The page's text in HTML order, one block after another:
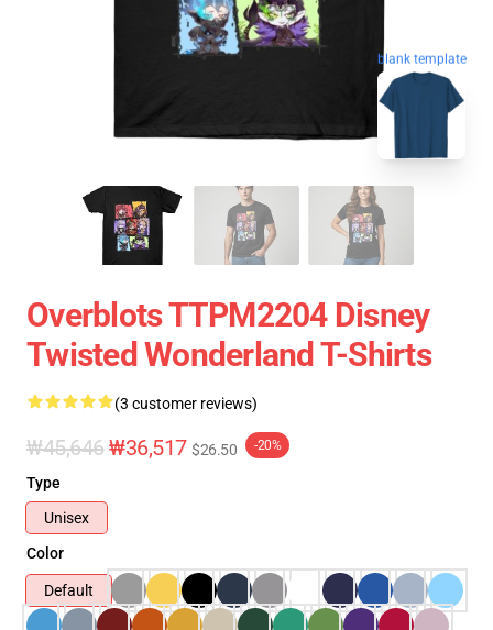
blank template
Overblots TTPM2204 Disney
Twisted Wonderland T-Shirts
(3 customer reviews)
₩45,646₩36,517 $26.50 -20%
Type
Unisex
Color
Default